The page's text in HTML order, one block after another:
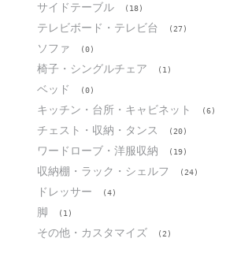
サイドテーブル (18)
テレビボード・テレビ台 (27)
ソファ (0)
椅子・シングルチェア (1)
ベッド (0)
キッチン・台所・キャビネット (6)
チェスト・収納・タンス (20)
ワードローブ・洋服収納 (19)
収納棚・ラック・シェルフ (24)
ドレッサー (4)
脚 (1)
その他・カスタマイズ (2)